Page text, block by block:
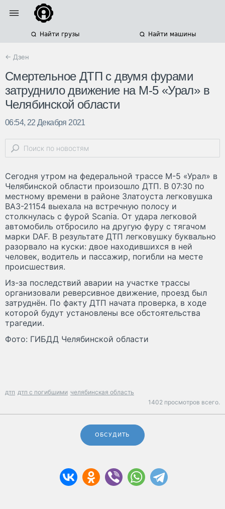
Найти грузы Найти машины
← Дзен
Смертельное ДТП с двумя фурами
затруднило движение на М-5 «Урал» в
Челябинской области
06:54, 22 Декабря 2021
Сегодня утром на федеральной трассе М-5 «Урал» в
Челябинской области произошло ДТП. В 07:30 по
местному времени в районе Златоуста легковушка
ВАЗ-21154 выехала на встречную полосу и
столкнулась с фурой Scania. От удара легковой
автомобиль отбросило на другую фуру с тягачом
марки DAF. В результате ДТП легковушку буквально
разорвало на куски: двое находившихся в ней
человек, водитель и пассажир, погибли на месте
происшествия.
Из-за последствий аварии на участке трассы
организовали реверсивное движение, проезд был
затруднён. По факту ДТП начата проверка, в ходе
которой будут установлены все обстоятельства
трагедии.
Фото: ГИБДД Челябинской области
дтп дтп с погибшими челябинская область
1402 просмотров всего.
ОБСУДИТЬ